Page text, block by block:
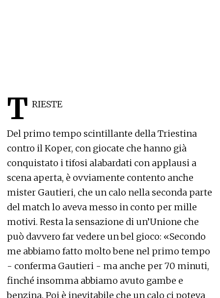
T RIESTE
Del primo tempo scintillante della Triestina
contro il Koper, con giocate che hanno già
conquistato i tifosi alabardati con applausi a
scena aperta, è ovviamente contento anche
mister Gautieri, che un calo nella seconda parte
del match lo aveva messo in conto per mille
motivi. Resta la sensazione di un’Unione che
può davvero far vedere un bel gioco: «Secondo
me abbiamo fatto molto bene nel primo tempo
- conferma Gautieri - ma anche per 70 minuti,
finché insomma abbiamo avuto gambe e
benzina. Poi è inevitabile che un calo ci poteva